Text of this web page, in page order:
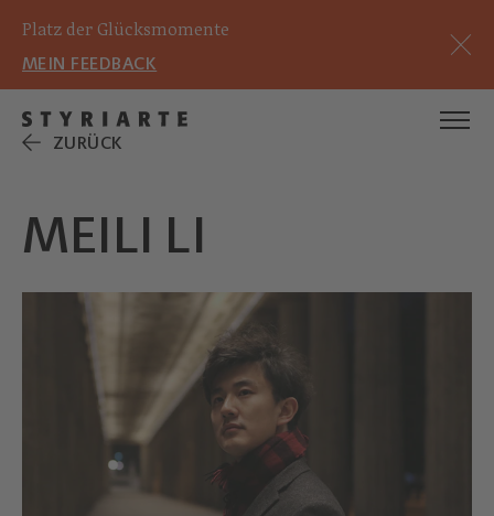
Platz der Glücksmomente
MEIN FEEDBACK
ZURÜCK
MEILI LI